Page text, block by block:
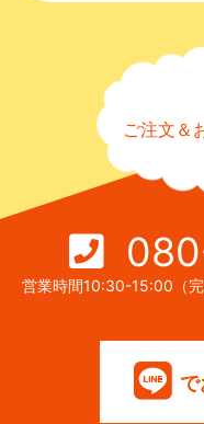
ご注文＆
営業時間10:30-15:00（